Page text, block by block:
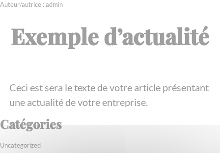
Skip
Auteur/autrice :admin
Exemple d’actualité
Ceci est sera le texte de votre article présentant
une actualité de votre entreprise.
Catégories
Uncategorized